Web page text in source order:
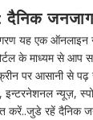
यह एक ऑनलाइन
के माध्यम से आप
पर आसानी से
न्यूज़,
करें..जुडे रहें